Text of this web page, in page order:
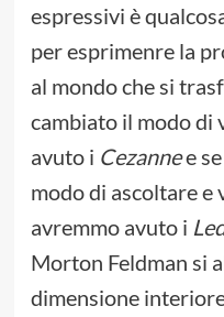
espressivi è
per esprimenre la
al mondo che si
cambiato il modo di
avuto i Cezannee
modo di ascoltare e
avremmo avuto i
Morton Feldman si
dimensione